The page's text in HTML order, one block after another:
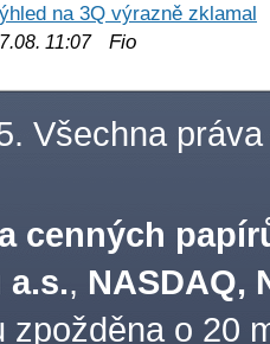
na 3Q výrazně zklamal
11:07Fio
Všechna práva
cenných
, NASDAQ,
zpožděna o 20